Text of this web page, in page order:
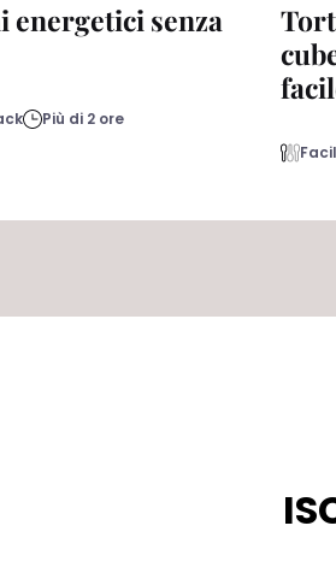
energetici senza
Più di 2 ore